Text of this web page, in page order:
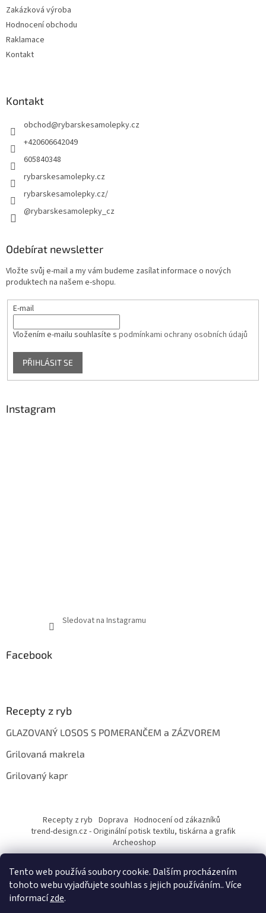
Tento web používá soubory cookie. Dalším procházením
tohoto webu vyjadřujete souhlas s jejich používáním.. Více
informacízde.
Zakázková výroba
Hodnocení obchodu
Raklamace
Kontakt
Kontakt
obchod@rybarskesamolepky.cz
+420606642049
605840348
rybarskesamolepky.cz
rybarskesamolepky.cz/
@rybarskesamolepky_cz
Odebírat newsletter
Vložte svůj e-mail a my vám budeme zasílat informace o nových
produktech na našem e-shopu.
E-mail
Vložením e-mailu souhlasíte s podmínkami ochrany osobních údajů
PŘIHLÁSIT SE
Instagram
Sledovat na Instagramu
Facebook
Recepty z ryb
GLAZOVANÝ LOSOS S POMERANČEM a ZÁZVOREM
Grilovaná makrela
Grilovaný kapr
Recepty z ryb Doprava Hodnocení od zákazníků
trend-design.cz - Originální potisk textilu, tiskárna a grafik
Archeoshop